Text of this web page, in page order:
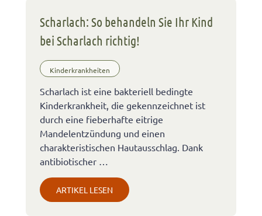
Scharlach: So behandeln Sie Ihr Kind
bei Scharlach richtig!
Kinderkrankheiten
Scharlach ist eine bakteriell bedingte
Kinderkrankheit, die gekennzeichnet ist
durch eine fieberhafte eitrige
Mandelentzündung und einen
charakteristischen Hautausschlag. Dank
antibiotischer …
ARTIKEL LESEN